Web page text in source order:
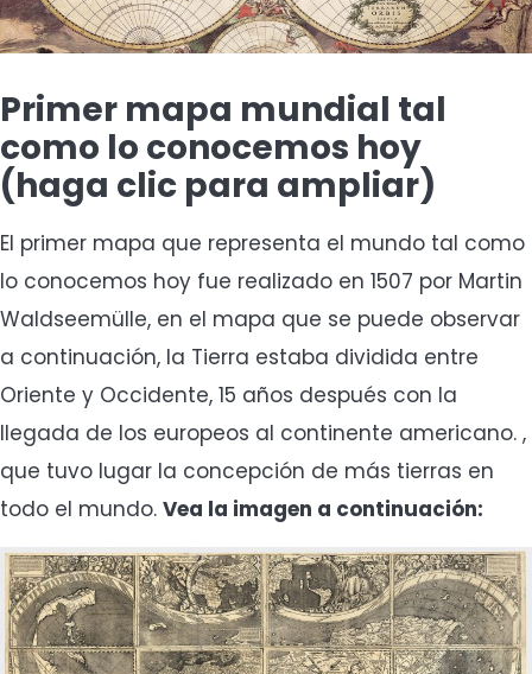
Primer mapa mundial tal
como lo conocemos hoy
(haga clic para ampliar)
El primer mapa que representa el mundo tal como
lo conocemos hoy fue realizado en 1507 por Martin
Waldseemülle, en el mapa que se puede observar
a continuación, la Tierra estaba dividida entre
Oriente y Occidente, 15 años después con la
llegada de los europeos al continente americano. ,
que tuvo lugar la concepción de más tierras en
todo el mundo. Vea la imagen a continuación: